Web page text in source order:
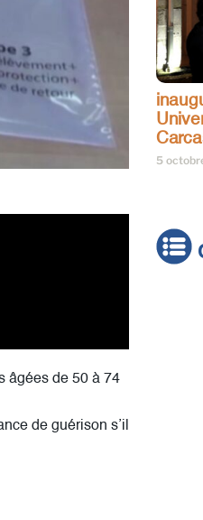
âgées de 50 à 74
de guérison s’il
5